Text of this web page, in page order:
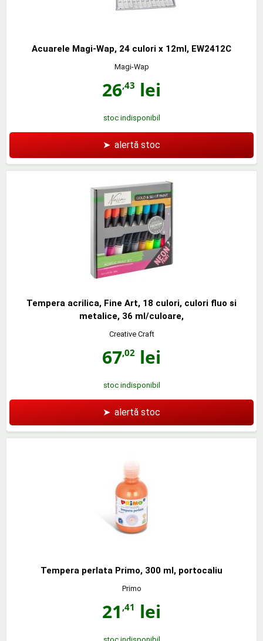
Acuarele Magi-Wap, 24 culori x 12ml, EW2412C
Magi-Wap
26,43 lei
stoc indisponibil
➤ alertă stoc
Tempera acrilica, Fine Art, 18 culori, culori fluo si
metalice, 36 ml/culoare,
Creative Craft
67,02 lei
stoc indisponibil
➤ alertă stoc
Tempera perlata Primo, 300 ml, portocaliu
Primo
21 ,41 lei